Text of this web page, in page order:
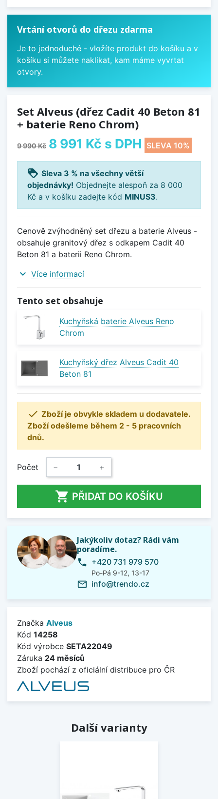
Vrtání otvorů do dřezu zdarma
Je to jednoduché - vložíte produkt do košíku a v
košíku si můžete naklikat, kam máme vyvrtat
otvory.
Set Alveus (dřez Cadit 40 Beton 81
+ baterie Reno Chrom)
9 990 Kč 8 991 Kč s DPH SLEVA 10%
loyalty Sleva 3 % na všechny větší
objednávky! Objednejte alespoň za 8 000
Kč a v košíku zadejte kód MINUS3.
Cenově zvýhodněný set dřezu a baterie Alveus -
obsahuje granitový dřez s odkapem Cadit 40
Beton 81 a baterii Reno Chrom.
expand_more Více informací
Tento set obsahuje
Kuchyňská baterie Alveus Reno
Chrom
Kuchyňský dřez Alveus Cadit 40
Beton 81
 Zboží je obvykle skladem u dodavatele.
Zboží odešleme během 2 - 5 pracovních
dnů.
Počet − +
 PŘIDAT DO KOŠÍKU
Jakýkoliv dotaz? Rádi vám
poradíme.
phone +420 731 979 570
Po-Pá 9-12, 13-17
mail_outline info@trendo.cz
Značka Alveus
Kód 14258
Kód výrobce SETA22049
Záruka 24 měsíců
Zboží pochází z oficiální distribuce pro ČR
Další varianty